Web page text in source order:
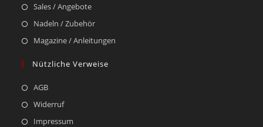
Sales / Angebote
Nadeln / Zubehör
Magazine / Anleitungen
Nützliche Verweise
AGB
Widerruf
Impressum